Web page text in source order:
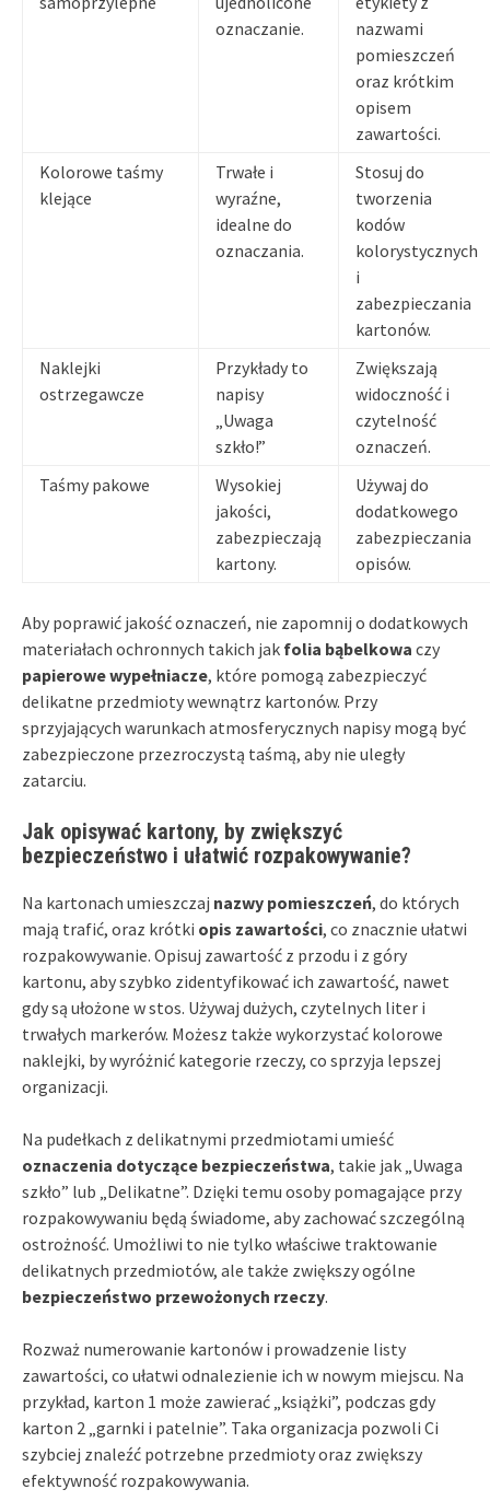
oznaczanie.
nazwami
pomieszczeń
oraz krótkim
opisem
zawartości.
Kolorowe taśmy
klejące
Trwałe i
wyraźne,
idealne do
oznaczania.
Stosuj do
tworzenia
kodów
kolorystycznych
i
zabezpieczania
kartonów.
Naklejki
ostrzegawcze
Przykłady to
napisy
„Uwaga
szkło!”
Zwiększają
widoczność i
czytelność
oznaczeń.
Taśmy pakowe
Wysokiej
jakości,
zabezpieczają
kartony.
Używaj do
dodatkowego
zabezpieczania
opisów.
Aby poprawić jakość oznaczeń, nie zapomnij o dodatkowych
materiałach ochronnych takich jak folia bąbelkowa czy
papierowe wypełniacze, które pomogą zabezpieczyć
delikatne przedmioty wewnątrz kartonów. Przy
sprzyjających warunkach atmosferycznych napisy mogą być
zabezpieczone przezroczystą taśmą, aby nie uległy
zatarciu.
Jak opisywać kartony, by zwiększyć
bezpieczeństwo i ułatwić rozpakowywanie?
Na kartonach umieszczaj nazwy pomieszczeń, do których
mają trafić, oraz krótki opis zawartości, co znacznie ułatwi
rozpakowywanie. Opisuj zawartość z przodu i z góry
kartonu, aby szybko zidentyfikować ich zawartość, nawet
gdy są ułożone w stos. Używaj dużych, czytelnych liter i
trwałych markerów. Możesz także wykorzystać kolorowe
naklejki, by wyróżnić kategorie rzeczy, co sprzyja lepszej
organizacji.
Na pudełkach z delikatnymi przedmiotami umieść
oznaczenia dotyczące bezpieczeństwa, takie jak „Uwaga
szkło” lub „Delikatne”. Dzięki temu osoby pomagające przy
rozpakowywaniu będą świadome, aby zachować szczególną
ostrożność. Umożliwi to nie tylko właściwe traktowanie
delikatnych przedmiotów, ale także zwiększy ogólne
bezpieczeństwo przewożonych rzeczy.
Rozważ numerowanie kartonów i prowadzenie listy
zawartości, co ułatwi odnalezienie ich w nowym miejscu. Na
przykład, karton 1 może zawierać „książki”, podczas gdy
karton 2 „garnki i patelnie”. Taka organizacja pozwoli Ci
szybciej znaleźć potrzebne przedmioty oraz zwiększy
efektywność rozpakowywania.